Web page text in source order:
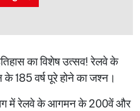
का विशेष उत्सव! रेलवे के
185 वर्ष पूरे होने का जश्न।
में रेलवे के आगमन के 200वें और